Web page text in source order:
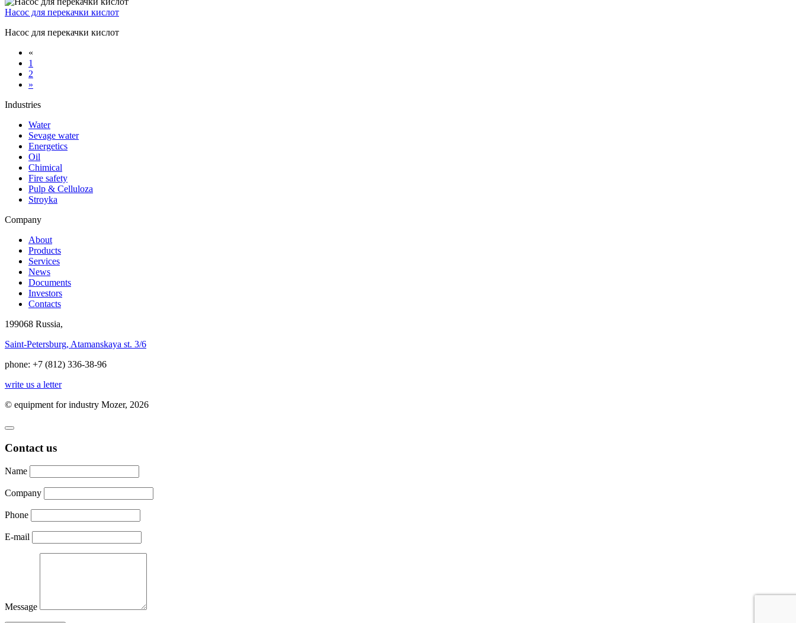
Насос для перекачки кислот
Насос для перекачки кислот
«
1
2
»
Industries
Water
Sevage water
Energetics
Oil
Chimical
Fire safety
Pulp & Celluloza
Stroyka
Company
About
Products
Services
News
Documents
Investors
Contacts
199068 Russia,
Saint-Petersburg, Atamanskaya st. 3/6
phone: +7 (812) 336-38-96
write us a letter
© equipment for industry Mozer, 2026
Contact us
Name
Company
Phone
E-mail
Message